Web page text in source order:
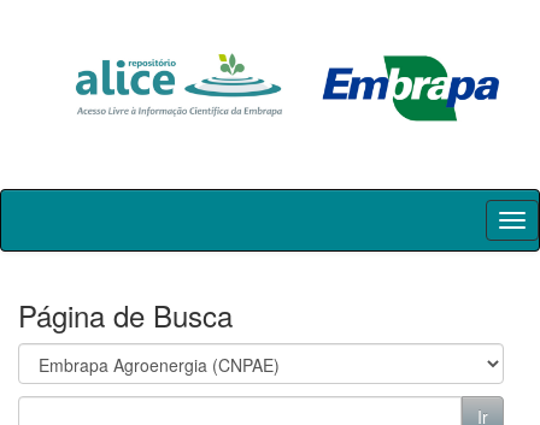
Skip
Página de Busca